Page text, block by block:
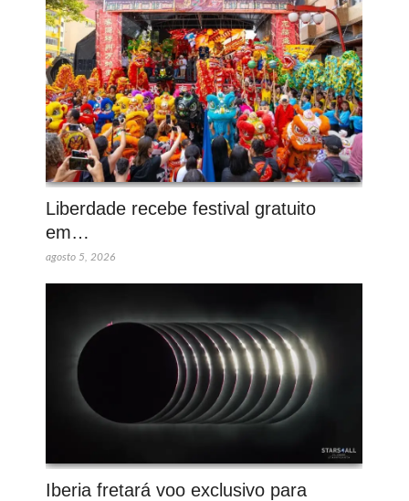
Liberdade recebe festival gratuito
em…
agosto 5, 2026
Iberia fretará voo exclusivo para